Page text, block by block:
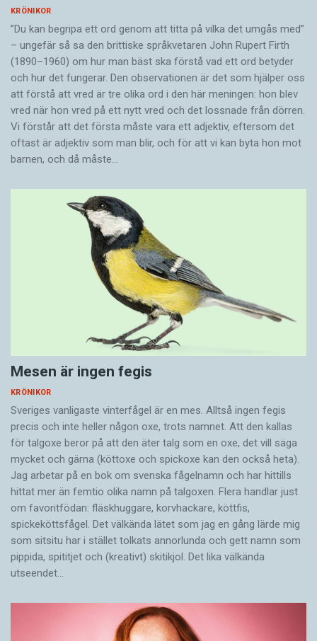
KRÖNIKOR
”Du kan begripa ett ord genom att titta på vilka det umgås med”
– ungefär så sa den brittiske språkvetaren John Rupert Firth
(1890–1960) om hur man bäst ska förstå vad ett ord betyder
och hur det fungerar. Den ­observationen är det som hjälper oss
att förstå att vred är tre olika ord i den här meningen: hon blev
vred när hon vred på ett nytt vred och det lossnade från dörren.
Vi förstår att det första måste vara ett adjektiv, eftersom det
oftast är adjektiv som man blir, och för att vi kan byta hon mot
barnen, och då måste…
Mesen är ingen fegis
KRÖNIKOR
Sveriges vanligaste vinterfågel är en mes. Alltså ingen fegis
precis och inte heller någon oxe, trots namnet. Att den kallas
för talgoxe beror på att den äter talg som en oxe, det vill säga
mycket och gärna (köttoxe och spickoxe kan den också heta).
Jag arbetar på en bok om svenska fågelnamn och har hittills
hittat mer än femtio olika namn på talgoxen. Flera handlar just
om favoritfödan: fläskhuggare, korvhackare, köttfis,
spickeköttsfågel. Det välkända lätet som jag en gång lärde mig
som sitsitu har i stället tolkats annorlunda och gett namn som
pippida, spititjet och (kreativt) skitikjol. Det lika välkända
utseendet…